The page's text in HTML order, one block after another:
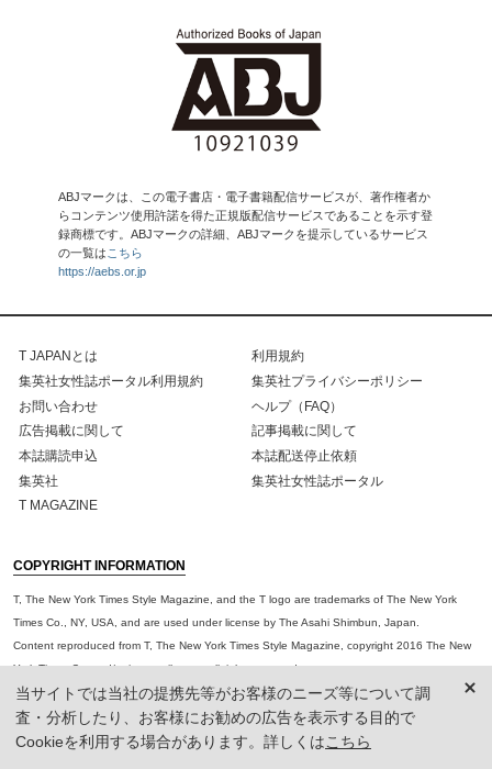
ABJマークは、この電子書店・電子書籍配信サービスが、著作権者か
らコンテンツ使用許諾を得た正規版配信サービスであることを示す登
録商標です。ABJマークの詳細、ABJマークを提示しているサービス
の一覧は こちら
https://aebs.or.jp
T JAPANとは
利用規約
集英社女性誌ポータル利用規約
集英社プライバシーポリシー
お問い合わせ
ヘルプ（FAQ）
広告掲載に関して
記事掲載に関して
本誌購読申込
本誌配送停止依頼
集英社
集英社女性誌ポータル
T MAGAZINE
COPYRIGHT INFORMATION
T, The New York Times Style Magazine, and the T logo are trademarks of The New York
Times Co., NY, USA, and are used under license by The Asahi Shimbun, Japan.
Content reproduced from T, The New York Times Style Magazine, copyright 2016 The New
York Times Co. and/or its contributors, all rights reserved.
The views and opinions expressed within T JAPAN The New York Times Style Magazine are
not necessarily those of The New York Times Company or those of its contributors.
※HAPPY PLUSからの大事なお知らせ
当サイトでは当社の提携先等がお客様のニーズ等について調
査・分析したり、お客様にお勧めの広告を表示する目的で
Cookieを利用する場合があります。詳しくはこちら